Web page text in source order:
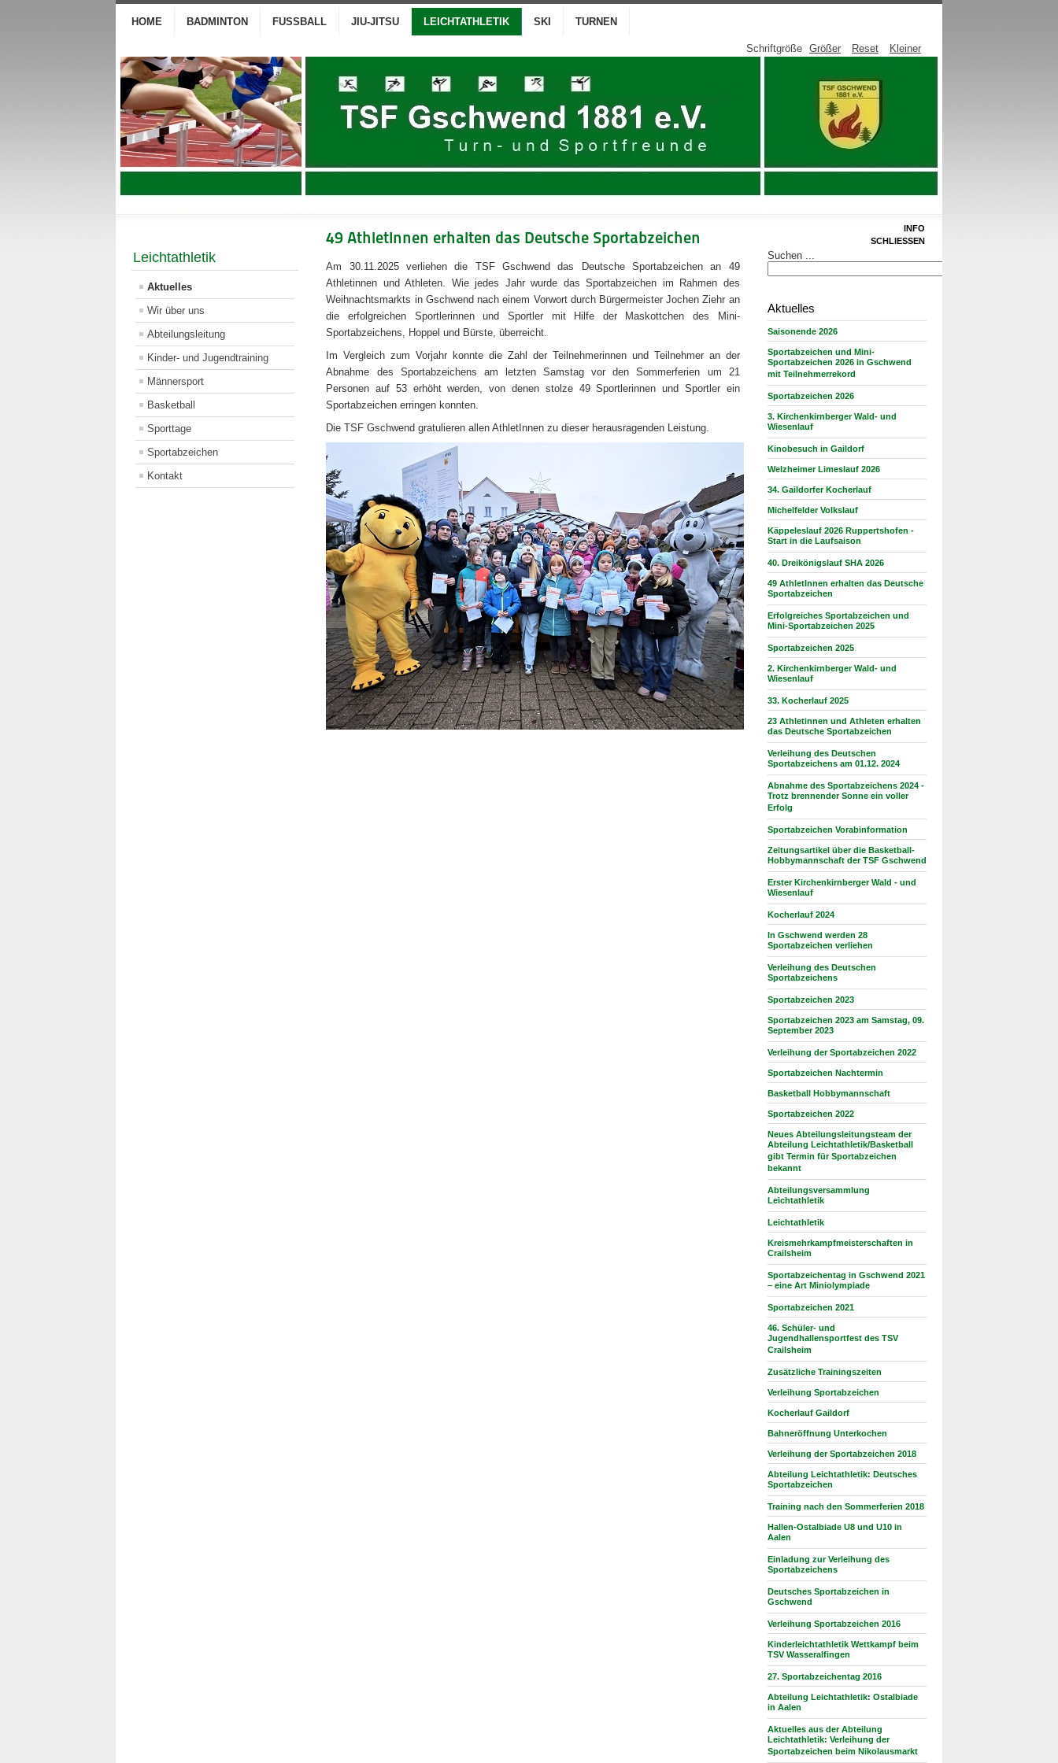
HOME BADMINTON FUSSBALL JIU-JITSU LEICHTATHLETIK SKI TURNEN
Schriftgröße Größer Reset Kleiner
Leichtathletik
Aktuelles
Wir über uns
Abteilungsleitung
Kinder- und Jugendtraining
Männersport
Basketball
Sporttage
Sportabzeichen
Kontakt
49 AthletInnen erhalten das Deutsche Sportabzeichen
Am 30.11.2025 verliehen die TSF Gschwend das Deutsche Sportabzeichen an 49
Athletinnen und Athleten. Wie jedes Jahr wurde das Sportabzeichen im Rahmen des
Weihnachtsmarkts in Gschwend nach einem Vorwort durch Bürgermeister Jochen Ziehr an
die erfolgreichen Sportlerinnen und Sportler mit Hilfe der Maskottchen des Mini-
Sportabzeichens, Hoppel und Bürste, überreicht.
Im Vergleich zum Vorjahr konnte die Zahl der Teilnehmerinnen und Teilnehmer an der
Abnahme des Sportabzeichens am letzten Samstag vor den Sommerferien um 21
Personen auf 53 erhöht werden, von denen stolze 49 Sportlerinnen und Sportler ein
Sportabzeichen erringen konnten.
Die TSF Gschwend gratulieren allen AthletInnen zu dieser herausragenden Leistung.
INFO
SCHLIESSEN
Suchen ...
Aktuelles
Saisonende 2026
Sportabzeichen und Mini-
Sportabzeichen 2026 in Gschwend
mit Teilnehmerrekord
Sportabzeichen 2026
3. Kirchenkirnberger Wald- und
Wiesenlauf
Kinobesuch in Gaildorf
Welzheimer Limeslauf 2026
34. Gaildorfer Kocherlauf
Michelfelder Volkslauf
Käppeleslauf 2026 Ruppertshofen -
Start in die Laufsaison
40. Dreikönigslauf SHA 2026
49 AthletInnen erhalten das Deutsche
Sportabzeichen
Erfolgreiches Sportabzeichen und
Mini-Sportabzeichen 2025
Sportabzeichen 2025
2. Kirchenkirnberger Wald- und
Wiesenlauf
33. Kocherlauf 2025
23 Athletinnen und Athleten erhalten
das Deutsche Sportabzeichen
Verleihung des Deutschen
Sportabzeichens am 01.12. 2024
Abnahme des Sportabzeichens 2024 -
Trotz brennender Sonne ein voller
Erfolg
Sportabzeichen Vorabinformation
Zeitungsartikel über die Basketball-
Hobbymannschaft der TSF Gschwend
Erster Kirchenkirnberger Wald - und
Wiesenlauf
Kocherlauf 2024
In Gschwend werden 28
Sportabzeichen verliehen
Verleihung des Deutschen
Sportabzeichens
Sportabzeichen 2023
Sportabzeichen 2023 am Samstag, 09.
September 2023
Verleihung der Sportabzeichen 2022
Sportabzeichen Nachtermin
Basketball Hobbymannschaft
Sportabzeichen 2022
Neues Abteilungsleitungsteam der
Abteilung Leichtathletik/Basketball
gibt Termin für Sportabzeichen
bekannt
Abteilungsversammlung
Leichtathletik
Leichtathletik
Kreismehrkampfmeisterschaften in
Crailsheim
Sportabzeichentag in Gschwend 2021
– eine Art Miniolympiade
Sportabzeichen 2021
46. Schüler- und
Jugendhallensportfest des TSV
Crailsheim
Zusätzliche Trainingszeiten
Verleihung Sportabzeichen
Kocherlauf Gaildorf
Bahneröffnung Unterkochen
Verleihung der Sportabzeichen 2018
Abteilung Leichtathletik: Deutsches
Sportabzeichen
Training nach den Sommerferien 2018
Hallen-Ostalbiade U8 und U10 in
Aalen
Einladung zur Verleihung des
Sportabzeichens
Deutsches Sportabzeichen in
Gschwend
Verleihung Sportabzeichen 2016
Kinderleichtathletik Wettkampf beim
TSV Wasseralfingen
27. Sportabzeichentag 2016
Abteilung Leichtathletik: Ostalbiade
in Aalen
Aktuelles aus der Abteilung
Leichtathletik: Verleihung der
Sportabzeichen beim Nikolausmarkt